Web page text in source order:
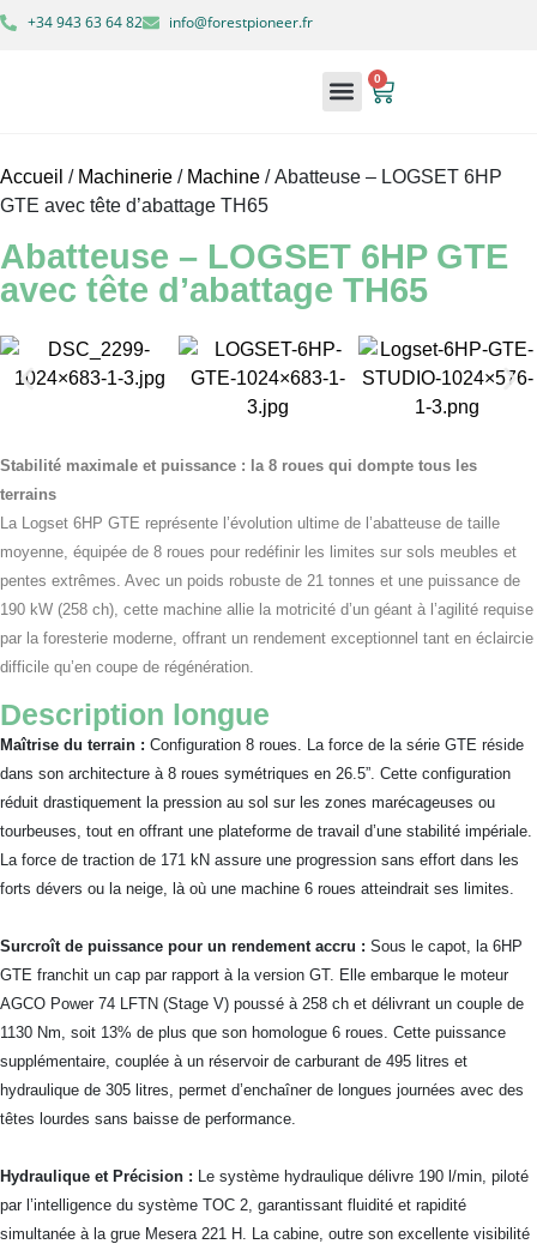
+34 943 63 64 82 info@forestpioneer.fr
0
Accueil / Machinerie / Machine / Abatteuse – LOGSET 6HP
GTE avec tête d’abattage TH65
Abatteuse – LOGSET 6HP GTE
avec tête d’abattage TH65
Stabilité maximale et puissance : la 8 roues qui dompte tous les
terrains
La Logset 6HP GTE représente l’évolution ultime de l’abatteuse de taille
moyenne, équipée de 8 roues pour redéfinir les limites sur sols meubles et
pentes extrêmes. Avec un poids robuste de 21 tonnes et une puissance de
190 kW (258 ch), cette machine allie la motricité d’un géant à l’agilité requise
par la foresterie moderne, offrant un rendement exceptionnel tant en éclaircie
difficile qu’en coupe de régénération.
Description longue
Maîtrise du terrain : Configuration 8 roues. La force de la série GTE réside
dans son architecture à 8 roues symétriques en 26.5”. Cette configuration
réduit drastiquement la pression au sol sur les zones marécageuses ou
tourbeuses, tout en offrant une plateforme de travail d’une stabilité impériale.
La force de traction de 171 kN assure une progression sans effort dans les
forts dévers ou la neige, là où une machine 6 roues atteindrait ses limites.
Surcroît de puissance pour un rendement accru : Sous le capot, la 6HP
GTE franchit un cap par rapport à la version GT. Elle embarque le moteur
AGCO Power 74 LFTN (Stage V) poussé à 258 ch et délivrant un couple de
1130 Nm, soit 13% de plus que son homologue 6 roues. Cette puissance
supplémentaire, couplée à un réservoir de carburant de 495 litres et
hydraulique de 305 litres, permet d’enchaîner de longues journées avec des
têtes lourdes sans baisse de performance.
Hydraulique et Précision : Le système hydraulique délivre 190 l/min, piloté
par l’intelligence du système TOC 2, garantissant fluidité et rapidité
simultanée à la grue Mesera 221 H. La cabine, outre son excellente visibilité